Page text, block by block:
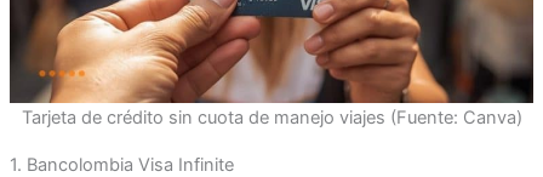
Tarjeta de crédito sin cuota de manejo viajes (Fuente: Canva)
1. Bancolombia Visa Infinite